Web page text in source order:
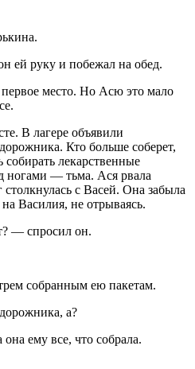
руку и побежал на обед.
место. Но Асю это мало
В лагере объявили
Кто больше соберет,
лекарственные
ногами — тьма. Ася рвала
столкнулась с Васей. Она забыла
Василия, не отрываясь.
— спросил он.
собранным ею пакетам.
а?
ему все, что собрала.